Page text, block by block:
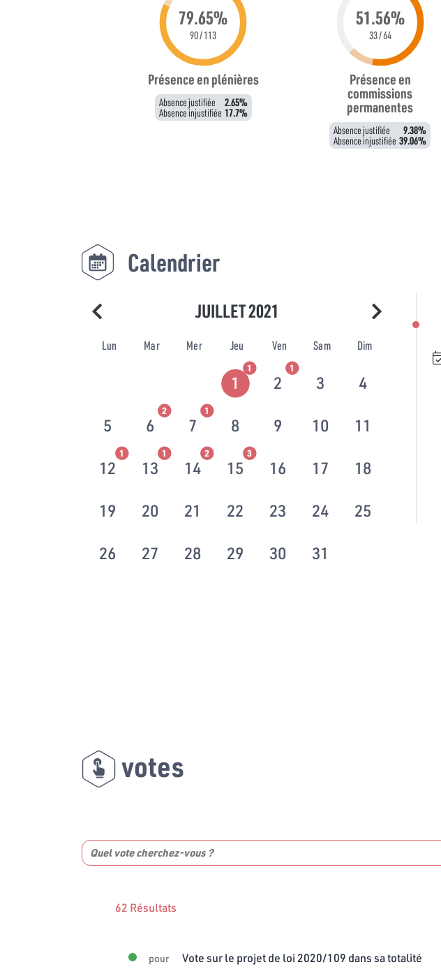
79.65%
90 / 113
Présence en plénières
Absence justifiée 2.65%
Absence injustifiée 17.7%
51.56%
33 / 64
Présence en
commissions
permanentes
Absence justifiée 9.38%
Absence injustifiée 39.06%
Calendrier
JUILLET 2021
Lun Mar Mer Jeu Ven Sam Dim
1
1
2
1
3 4
5 6
2
7
1
8 9 10 11
12
1
13
1
14
2
15
3
16 17 18
19 20 21 22 23 24 25
26 27 28 29 30 31
votes
62 Résultats
pour Vote sur le projet de loi 2020/109 dans sa totalité